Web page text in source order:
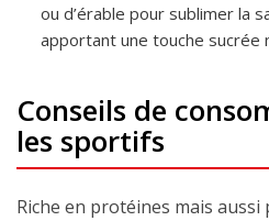
ou d’érable pour sublimer la
apportant une touche sucrée
Conseils de
les sportifs
Riche en protéines mais aussi